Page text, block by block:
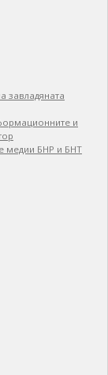
завладяната
и
медии БНР и БНТ